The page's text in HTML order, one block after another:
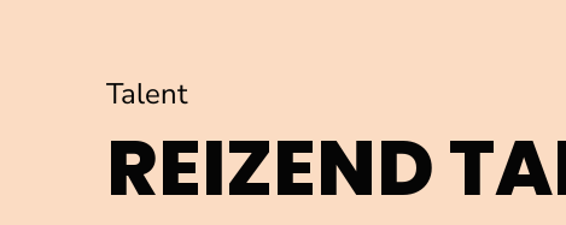
REIZEND
Talent